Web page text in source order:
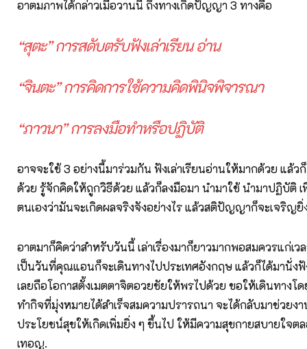
อาตมภาพได้กล่าวเมื่อวานนี้ ถึงทางเกิดปัญญา 3 ทางคือ
“สุตะ” การสดับตรับฟังเล่าเรียน อ่าน
“จินตะ” การคิดการใช้ความคิดพินิจพิจารณา
“ภาวนา” การลงมือทำหรือปฏิบัติ
อาจจะใช้ 3 อย่างนี้มาร่วมกัน ฟังเล่าเรียนอ่านให้มากด้วย แล้ว
ด้วย รู้จักคิดให้ถูกวิธีด้วย แล้วก็ลงมือมา นำมาใช้ นำมาปฏิบัติ เ
ตนเองว่ามันจะเกิดผลจริงจังอย่างไร แล้วสติปัญญาก็จะเจริญ
อาตมาก็คิดว่าสำหรับวันนี้ เล่าเรื่องมาก็ยาวมากพอสมควรแก่เ
เป็นวันที่คุณแอนก็จะเดินทางไปประเทศอังกฤษ แล้วก็ได้มานั่ง
เลยถือโอกาสตั้งเมตตาจิตอวยชัยให้พรไปด้วย ขอให้เดินทางโ
ทำกิจที่มุ่งหมายได้สำเร็จสมความปรารถนา จะได้กลับมาช่วยง
ประโยชน์สุขให้เกิดเพิ่มยิ่ง ๆ ขึ้นไป ให้มีความสุขกายสบายใจต
เทอญ.